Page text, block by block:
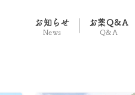
お知らせ
News
お薬Q&A
Q&A